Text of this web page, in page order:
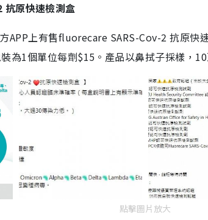
原快速檢測盒
APP上有售fluorecare SARS-Cov-2 抗原快
為1個單位每劑$15。產品以鼻拭子採樣，
點擊圖片放大